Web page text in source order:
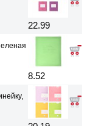
22.99
8.52